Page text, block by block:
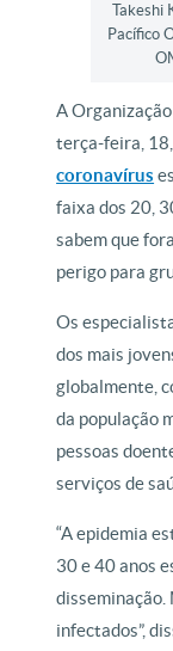
Takeshi
Pacífico
A
terça-feira,
coronavírus
faixa dos 20,
sabem que
perigo para
Os
dos mais
globalmente,
da população
pessoas
serviços de
“A epidemia
30 e 40 anos
disseminação.
infectados”,